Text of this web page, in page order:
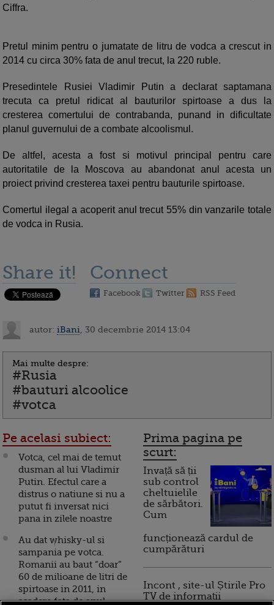
Ciffra.
Pretul minim pentru o jumatate de litru de vodca a crescut in
2014 cu circa 30% fata de anul trecut, la 220 ruble.
Presedintele Rusiei Vladimir Putin a declarat saptamana
trecuta ca pretul ridicat al bauturilor spirtoase a dus la
cresterea comertului de contrabanda, punand in dificultate
planul guvernului de a combate alcoolismul.
De altfel, acesta a fost si motivul principal pentru care
autoritatile de la Moscova au abandonat anul acesta un
proiect privind cresterea taxei pentru bauturile spirtoase.
Comertul ilegal a acoperit anul trecut 55% din vanzarile totale
de vodca in Rusia.
Share it! Connect
Facebook Twitter RSS Feed
autor: iBani , 30 decembrie 2014 13:04
Mai multe despre:
#Rusia
#bauturi alcoolice
#votca
Pe acelasi subiect:
Votca, cel mai de temut
dusman al lui Vladimir
Putin. Efectul care a
distrus o natiune si nu a
putut fi inversat nici
pana in zilele noastre
Au dat whisky-ul si
sampania pe votca.
Romanii au baut “doar”
60 de milioane de litri de
spirtoase in 2011, in
scadere fata de anul
Prima pagina pe
scurt:
Invață să ții
sub control
cheltuielile
de sărbători.
Cum
funcționează cardul de
cumpărături
Incont , site-ul Știrile Pro
TV de informații